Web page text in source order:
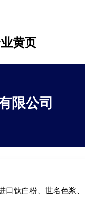
黄页
限公司
钛白粉、世名色浆